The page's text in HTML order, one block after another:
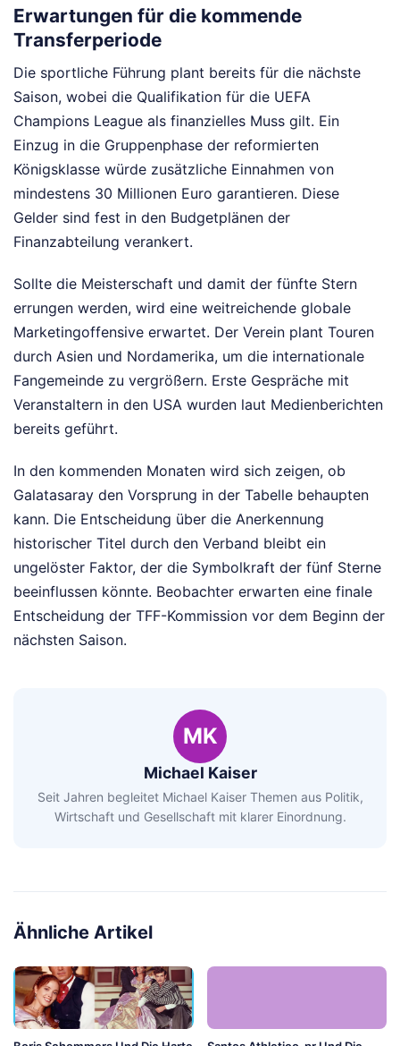
Erwartungen für die kommende
Transferperiode
Die sportliche Führung plant bereits für die nächste
Saison, wobei die Qualifikation für die UEFA
Champions League als finanzielles Muss gilt. Ein
Einzug in die Gruppenphase der reformierten
Königsklasse würde zusätzliche Einnahmen von
mindestens 30 Millionen Euro garantieren. Diese
Gelder sind fest in den Budgetplänen der
Finanzabteilung verankert.
Sollte die Meisterschaft und damit der fünfte Stern
errungen werden, wird eine weitreichende globale
Marketingoffensive erwartet. Der Verein plant Touren
durch Asien und Nordamerika, um die internationale
Fangemeinde zu vergrößern. Erste Gespräche mit
Veranstaltern in den USA wurden laut Medienberichten
bereits geführt.
In den kommenden Monaten wird sich zeigen, ob
Galatasaray den Vorsprung in der Tabelle behaupten
kann. Die Entscheidung über die Anerkennung
historischer Titel durch den Verband bleibt ein
ungelöster Faktor, der die Symbolkraft der fünf Sterne
beeinflussen könnte. Beobachter erwarten eine finale
Entscheidung der TFF-Kommission vor dem Beginn der
nächsten Saison.
MK
Michael Kaiser
Seit Jahren begleitet Michael Kaiser Themen aus Politik,
Wirtschaft und Gesellschaft mit klarer Einordnung.
Ähnliche Artikel